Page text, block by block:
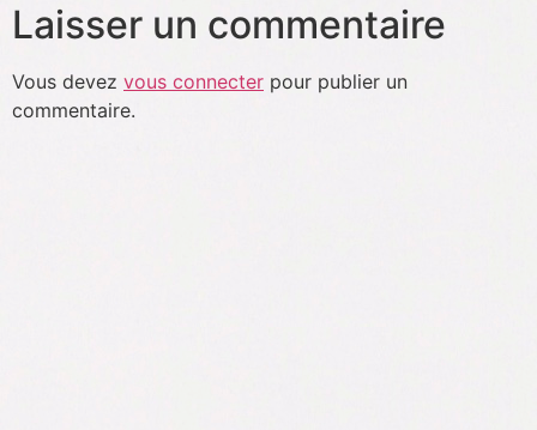
Laisser un commentaire
Vous devez vous connecter pour publier un
commentaire.